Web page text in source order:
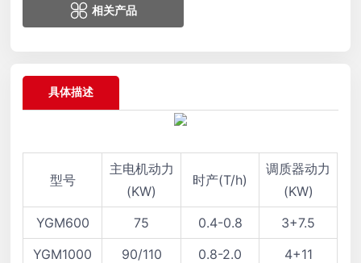
相关产品
具体描述
型号
主电机动力
(KW)
时产(T/h)
调质器动力
(KW)
YGM600
75 0.4-0.8
3+7.5
YGM1000
90/110 0.8-2.0
4+11